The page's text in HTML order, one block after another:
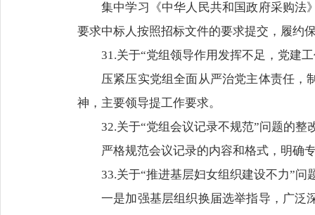
集中学习《中华人民共和国政府采购法
要求中标人按照招标文件的要求提交，履约
31.关于“党组领导作用发挥不足，党建
压紧压实党组全面从严治党主体责任，
神，主要领导提工作要求。
32.关于“党组会议记录不规范”问题的整
严格规范会议记录的内容和格式，明确
33.关于“推进基层妇女组织建设不力”问
一是加强基层组织换届选举指导，广泛